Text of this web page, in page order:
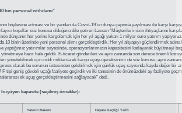
bin personel istihdamı”
böylesine artması ve bir yandan da Covid-19’un dünya çapında yayılması ile karşı
koşullar söz konusu olduğunu dile getiren Lassen “Müşterilerimizin ihtiyaçlarını
dünyanın her yerine kargolamak için her yıl aşağı yukarı 1 milyar euro yatırım
10 binin üzerinde yeni personel alımı gerçekleştirdik. Her yıl altyapıyı güçlendirmek
yaptığımız yatırımlar sayesinde, operasyonlarımızın kapasitesini katlayarak büyütmeyi
yönetmeye hazır hale geldik. E-ticaret gönderileri ve aynı zamanda son derece önemli
yönetebilmek için ciddi miktarda ek kargo uçuşu gereksinimi de söz konusu; aynı
olarak bu sorunun üstesinden gelebilmek için günlük uçuş sayısında kayda değer bir
F tipi geniş gövdeli uçağı faaliyete geçirdik ve iki tanesinin de önümüzdeki ay faaliyete
ek uçuş gerçekleştirmesini sağlayacak” dedi.
büyüyen kapasite (seçilmiş örnekler):
Yatırım Rakamı Hayata Geçtiği Tarih